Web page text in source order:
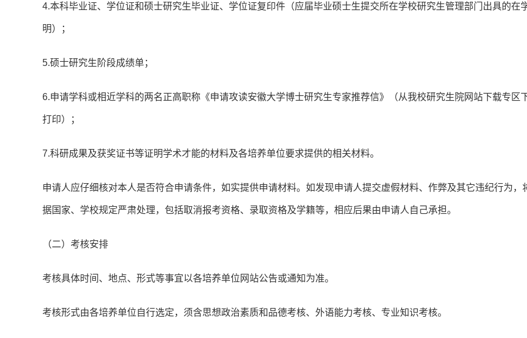
4.本科毕业证、学位证和硕士研究生毕业证、学位证复印件（应届毕业硕士生提交所在学校研究生管理部门出具的在
明）；
5.硕士研究生阶段成绩单；
6.申请学科或相近学科的两名正高职称《申请攻读安徽大学博士研究生专家推荐信》（从我校研究生院网站下载专区
打印）；
7.科研成果及获奖证书等证明学术才能的材料及各培养单位要求提供的相关材料。
申请人应仔细核对本人是否符合申请条件，如实提供申请材料。如发现申请人提交虚假材料、作弊及其它违纪行为，
据国家、学校规定严肃处理，包括取消报考资格、录取资格及学籍等，相应后果由申请人自己承担。
（二）考核安排
考核具体时间、地点、形式等事宜以各培养单位网站公告或通知为准。
考核形式由各培养单位自行选定，须含思想政治素质和品德考核、外语能力考核、专业知识考核。